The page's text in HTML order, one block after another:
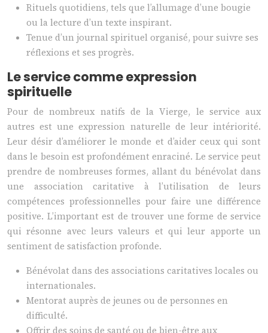
Rituels quotidiens, tels que l’allumage d’une bougie
ou la lecture d’un texte inspirant.
Tenue d’un journal spirituel organisé, pour suivre ses
réflexions et ses progrès.
Le service comme expression
spirituelle
Pour de nombreux natifs de la Vierge, le service aux
autres est une expression naturelle de leur intériorité.
Leur désir d’améliorer le monde et d’aider ceux qui sont
dans le besoin est profondément enraciné. Le service peut
prendre de nombreuses formes, allant du bénévolat dans
une association caritative à l’utilisation de leurs
compétences professionnelles pour faire une différence
positive. L’important est de trouver une forme de service
qui résonne avec leurs valeurs et qui leur apporte un
sentiment de satisfaction profonde.
Bénévolat dans des associations caritatives locales ou
internationales.
Mentorat auprès de jeunes ou de personnes en
difficulté.
Offrir des soins de santé ou de bien-être aux